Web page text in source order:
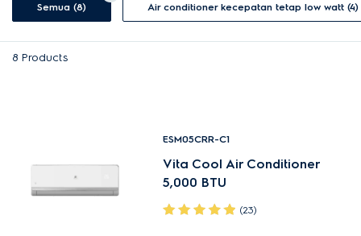
Semua (8) Air conditioner kecepatan tetap low watt (4)
8 Products
ESM05CRR-C1
Vita Cool Air Conditioner
5,000 BTU
(23)